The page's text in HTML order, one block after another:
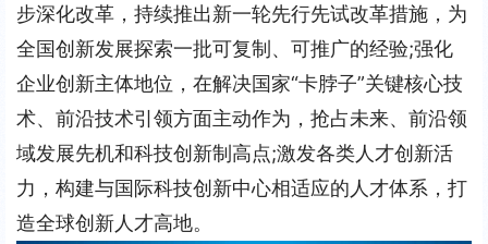
步深化改革，持续推出新一轮先行先试改革措施，为
全国创新发展探索一批可复制、可推广的经验;强化
企业创新主体地位，在解决国家“卡脖子”关键核心技
术、前沿技术引领方面主动作为，抢占未来、前沿领
域发展先机和科技创新制高点;激发各类人才创新活
力，构建与国际科技创新中心相适应的人才体系，打
造全球创新人才高地。